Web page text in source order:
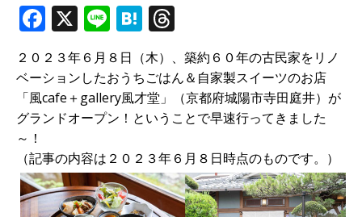
F
a
c
e
b
o
o
k
X Li
n
e
H
at
e
n
a
h
r
e
a
d
s
２０２３年６月８日（木）、築約６０年の古民家をリノ
ベーションしたおうちごはん＆自家製スイーツのお店
「風cafe＋gallery風才堂」（京都府城陽市寺田庭井）が
グランドオープン！ということで早速行ってきました
～！
（記事の内容は２０２３年６月８日時点のものです。）